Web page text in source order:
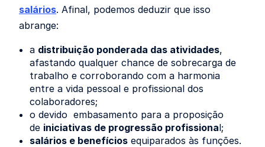
salários. Afinal, podemos deduzir que isso
abrange:
a distribuição ponderada das atividades,
afastando qualquer chance de sobrecarga de
trabalho e corroborando com a harmonia
entre a vida pessoal e profissional dos
colaboradores;
o devido embasamento para a proposição
de iniciativas de progressão profissional;
salários e benefícios equiparados às funções.